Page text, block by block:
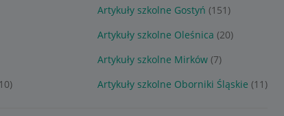
Artykuły szkolne Gostyń (151)
Artykuły szkolne Oleśnica (20)
Artykuły szkolne Mirków (7)
Artykuły szkolne Oborniki Śląskie (11)